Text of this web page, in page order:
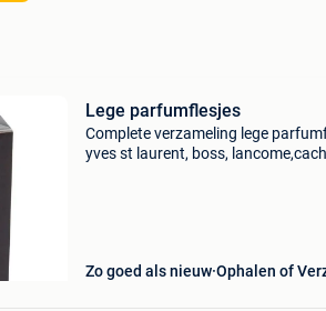
Lege parfumflesjes
Complete verzameling lege
yves st laurent, boss,
Zo goed als nieuw Ophalen of